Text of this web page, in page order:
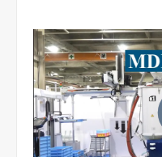
Contact HARMO
Product site [↗]